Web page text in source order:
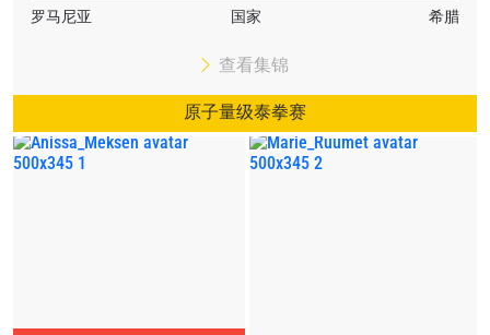
罗马尼亚 国家 希腊
查看集锦
原子量级泰拳赛